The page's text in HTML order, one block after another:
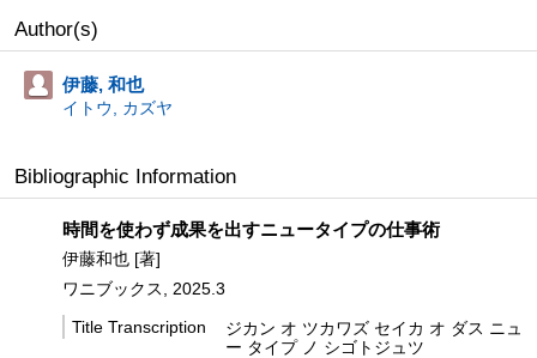
Author(s)
伊藤, 和也
イトウ, カズヤ
Bibliographic Information
時間を使わず成果を出すニュータイプの仕事術
伊藤和也 [著]
ワニブックス, 2025.3
Title Transcription
ジカン オ ツカワズ セイカ オ ダス ニュ
ー タイプ ノ シゴトジュツ